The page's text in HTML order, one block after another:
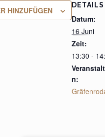
HINZUFÜGEN
DETAILS
Datum:
16 Juni
Zeit:
13:30 -
n: